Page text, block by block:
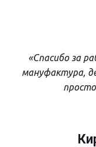
«Спасибо за
мануфактура,